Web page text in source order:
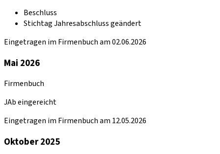
Beschluss
Stichtag Jahresabschluss geändert
Eingetragen im Firmenbuch am 02.06.2026
Mai 2026
Firmenbuch
JAb eingereicht
Eingetragen im Firmenbuch am 12.05.2026
Oktober 2025